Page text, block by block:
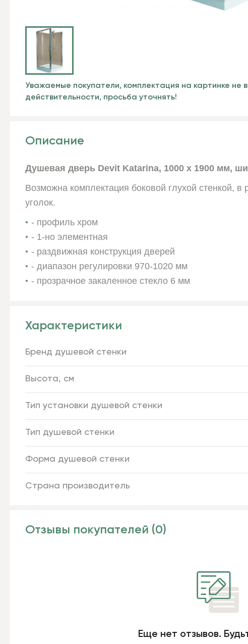
Уважаемые покупатели, комплектация на картинке не
действительности, просьба уточнять!
Описание
Душевая дверь Devit Katarina, 1000 х 1900 мм,
Возможна комплектация боковой глухой стенкой, в
уголок.
- профиль хром
- 1-но элементная
- раздвижная конструкция дверей
- диапазон регулировки 970-1020 мм
- прозрачное закаленное стекло 6 мм
Характеристики
Бренд душевой стенки
Высота, см
Тип установки душевой стенки
Тип душевой стенки
Форма душевой стенки
Страна производитель
Отзывы покупателей (0)
Еще нет отзывов.